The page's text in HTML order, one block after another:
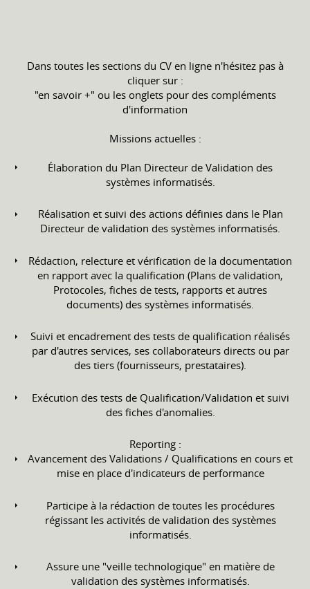
Dans toutes les sections du CV en ligne n'hésitez pas à
cliquer sur :
"en savoir +" ou les onglets pour des compléments
d'information
Missions actuelles :
Élaboration du Plan Directeur de Validation des
systèmes informatisés.
Réalisation et suivi des actions définies dans le Plan
Directeur de validation des systèmes informatisés.
Rédaction, relecture et vérification de la documentation
en rapport avec la qualification (Plans de validation,
Protocoles, fiches de tests, rapports et autres
documents) des systèmes informatisés.
Suivi et encadrement des tests de qualification réalisés
par d'autres services, ses collaborateurs directs ou par
des tiers (fournisseurs, prestataires).
Exécution des tests de Qualification/Validation et suivi
des fiches d'anomalies.
Reporting :
Avancement des Validations / Qualifications en cours et
mise en place d'indicateurs de performance
Participe à la rédaction de toutes les procédures
régissant les activités de validation des systèmes
informatisés.
Assure une "veille technologique" en matière de
validation des systèmes informatisés.